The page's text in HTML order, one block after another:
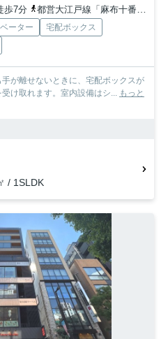
歩7分
都営大江戸線「麻布十番」駅 徒歩7分
ーター
宅配ボックス
が離せないときに、宅配ボックスが
け取れます。室内設備はシ... もっと
/ 1SLDK